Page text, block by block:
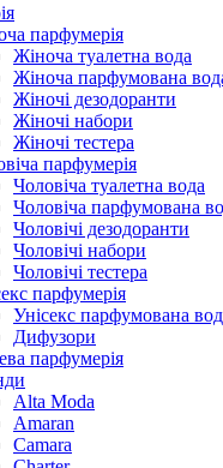
парфумерія
Жіноча туалетна вода
Жіноча парфумована
Жіночі дезодоранти
Жіночі набори
Жіночі тестера
парфумерія
Чоловіча туалетна вода
Чоловіча парфумована
Чоловічі дезодоранти
Чоловічі набори
Чоловічі тестера
парфумерія
Унісекс парфумована
Дифузори
парфумерія
Alta Moda
Amaran
Camara